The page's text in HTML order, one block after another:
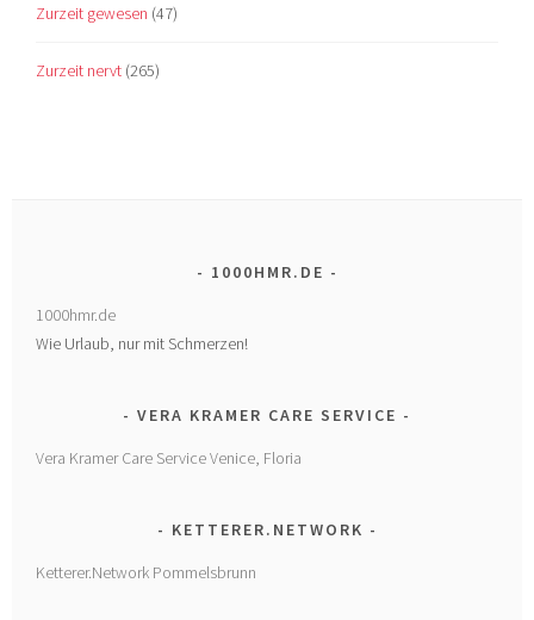
Zurzeit gewesen (47)
Zurzeit nervt (265)
1000HMR.DE
1000hmr.de
Wie Urlaub, nur mit Schmerzen!
VERA KRAMER CARE SERVICE
Vera Kramer Care Service Venice, Floria
KETTERER.NETWORK
Ketterer.Network Pommelsbrunn